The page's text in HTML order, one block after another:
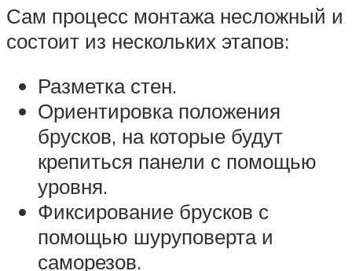
Сам процесс монтажа несложный и
состоит из нескольких этапов:
Разметка стен.
Ориентировка положения
брусков, на которые будут
крепиться панели с помощью
уровня.
Фиксирование брусков с
помощью шуруповерта и
саморезов.